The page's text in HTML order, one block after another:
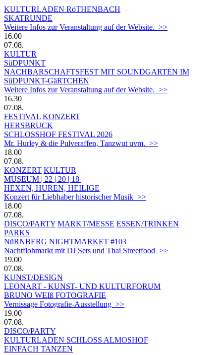
KULTURLADEN RöTHENBACH
SKATRUNDE
Weitere Infos zur Veranstaltung auf der Website. >>
16.00
07.08.
KULTUR
SüDPUNKT
NACHBARSCHAFTSFEST MIT SOUNDGARTEN IM
SüDPUNKT-GäRTCHEN
Weitere Infos zur Veranstaltung auf der Website. >>
16.30
07.08.
FESTIVAL KONZERT
HERSBRUCK
SCHLOSSHOF FESTIVAL 2026
Mr. Hurley & die Pulveraffen, Tanzwut uvm. >>
18.00
07.08.
KONZERT KULTUR
MUSEUM | 22 | 20 | 18 |
HEXEN, HUREN, HEILIGE
Konzert für Liebhaber historischer Musik >>
18.00
07.08.
DISCO/PARTY MARKT/MESSE ESSEN/TRINKEN
PARKS
NüRNBERG NIGHTMARKET #103
Nachtflohmarkt mit DJ Sets und Thai Streetfood >>
19.00
07.08.
KUNST/DESIGN
LEONART - KUNST- UND KULTURFORUM
BRUNO WEIß FOTOGRAFIE
Vernissage Fotografie-Ausstellung >>
19.00
07.08.
DISCO/PARTY
KULTURLADEN SCHLOSS ALMOSHOF
EINFACH TANZEN